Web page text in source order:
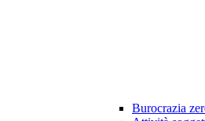
Burocrazia